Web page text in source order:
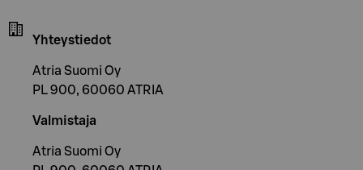
Yhteystiedot
Atria Suomi Oy
PL 900, 60060 ATRIA
Valmistaja
Atria Suomi Oy